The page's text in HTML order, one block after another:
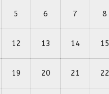
5 6 7 8
12 13 14 15
19 20 21 22